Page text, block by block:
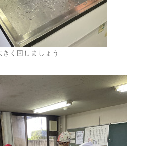
く回しましょう